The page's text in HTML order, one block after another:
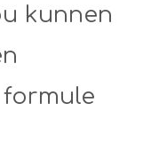
kunnen